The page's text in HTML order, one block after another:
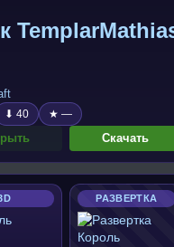
⬇ 40 ★ —
Скачать
РАЗВЕРТКА